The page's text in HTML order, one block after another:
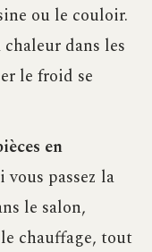
ou le couloir.
dans les
le froid se
en
vous passez la
le salon,
chauffage, tout